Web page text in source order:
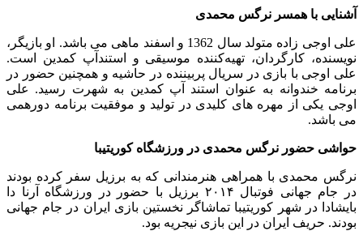
آشنایی با همسر نرگس محمدی
علی اوجی زاده متولد سال 1362 و اسفند ماهی می باشد. او بازیگر،
نویسنده، کارگردان، تهیه‌کننده موسیقی و استندآپ کمدین است.
علی اوجی با بازی در سریال پربیننده در حاشیه و همچنین حضور در
برنامه خندوانه به عنوان استند آپ کمدین به شهرت رسید. علی
اوجی یکی از مهره های کلیدی در تولید و موفقیت برنامه دورهمی
می باشد.
حواشی حضور نرگس محمدی در ورزشگاه کوریتیبا
نرگس محمدی با همراهی هنرمندانی که به برزیل سفر کرده بودند
در جام جهانی فوتبال ۲۰۱۴ برزیل با حضور در ورزشگاه آرنا دا
بایشادا در شهر کوریتیبا تماشاگر نخستین بازی ایران در جام جهانی
بودند. حریف ایران در این بازی نیجریه بود.